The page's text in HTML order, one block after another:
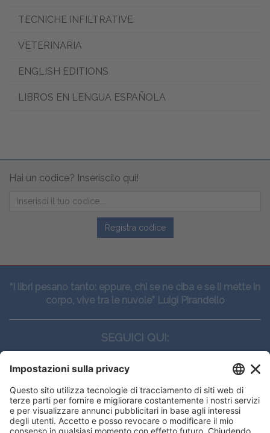
TECNICHE INFILTRATIVE
VETERINARIA
ENGLISH EDITIONS
LIBROS EN LENGUA ESPAÑOLA
Hai un codice? Inseriscilo qui!
Registra codice
“I libri pesano tanto: eppure, chi se ne ciba e se li mette in
corpo, vive tra le nuvole” Luigi Pirandello
SEGUICI QUI:
CONTATTI
Edi.Ermes srl